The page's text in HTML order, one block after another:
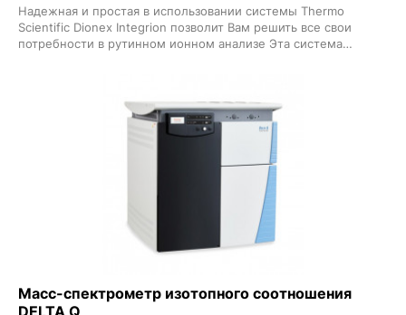
Надежная и простая в использовании системы Thermo
Scientific Dionex Integrion позволит Вам решить все свои
потребности в рутинном ионном анализе Эта система
конфигурации системы Dionex Integrion включая
использование различных детекторов отвечают Вашим
сегодняшним и завтрашним потребностям в анализе Ионный
хроматограф Dionex Integrion работает при высоком
давлении для 6000 psi что позволяет ускорить анализ без
ущерба для качества получаемых данных Наличие
автоматической генерации элюента исключает ошибки при
ручной подготовке элюента и обеспечивает отличную
воспроизводимость методов анализа
Масс-спектрометр изотопного соотношения
DELTA Q